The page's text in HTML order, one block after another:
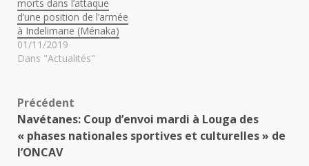
morts dans l’attaque
d’une position de l’armée
à Indelimane (Ménaka)
01/11/2019
Dans "Actualités"
Navigation
d’article
Précédent
Navétanes: Coup d’envoi mardi à Louga des
« phases nationales sportives et culturelles » de
l’ONCAV